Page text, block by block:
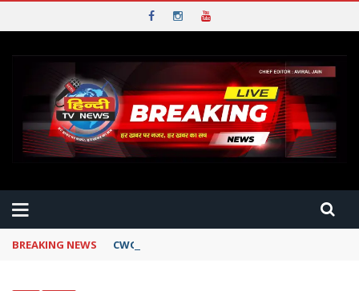
BREAKING NEWS CWG 2026: PM से मुलाकात के चलते खिलाड़ियों का सम्मान